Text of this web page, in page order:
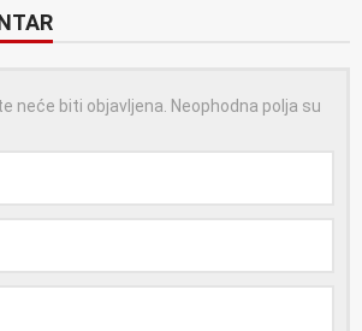
neće biti objavljena. Neophodna polja su